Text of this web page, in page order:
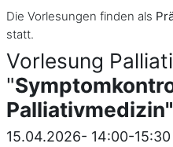
Die Vorlesungen finden als
statt.
Vorlesung
"
Palliativmedizin"
15.04.2026- 14:00-15:30